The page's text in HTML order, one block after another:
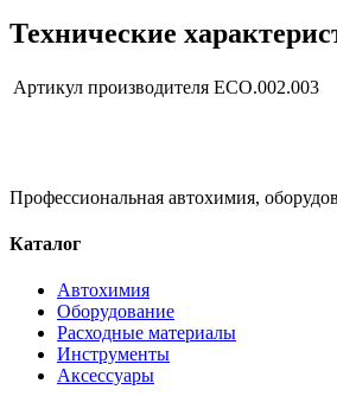
Технические
Артикул производителя ECO.002.003
Профессиональная автохимия,
Каталог
Автохимия
Оборудование
Расходные материалы
Инструменты
Аксессуары